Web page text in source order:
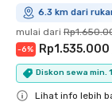
6.3 km dari
mulai dari
-6% Rp1.535.000
Diskon sewa min.
Lihat info lebih